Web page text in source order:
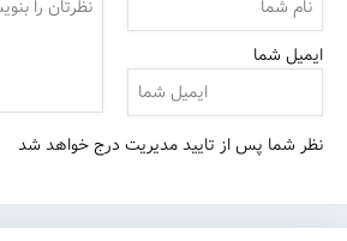
ایمیل شما
نظر شما پس از تایید مدیریت درج خواهد شد